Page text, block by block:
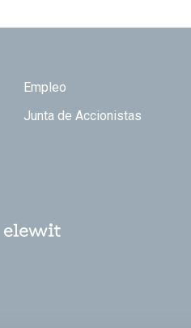
Empleo
Junta de Accionistas